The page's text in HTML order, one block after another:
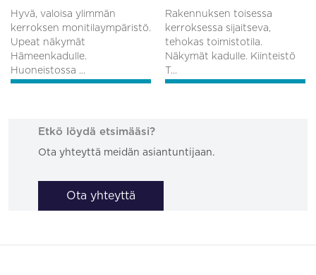
Hyvä, valoisa ylimmän
kerroksen monitilaympäristö.
Upeat näkymät
Hämeenkadulle.
Huoneistossa ...
Rakennuksen toisessa
kerroksessa sijaitseva,
tehokas toimistotila.
Näkymät kadulle. Kiinteistö
T...
Etkö löydä etsimääsi?
Ota yhteyttä meidän asiantuntijaan.
Ota yhteyttä